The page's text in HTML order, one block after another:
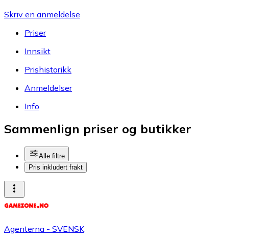
Skriv en anmeldelse
Priser
Innsikt
Prishistorikk
Anmeldelser
Info
Sammenlign priser og butikker
Alle filtre
Pris inkludert frakt
Agenterna - SVENSK